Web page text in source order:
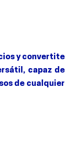
y convertite
capaz de
de cualquier